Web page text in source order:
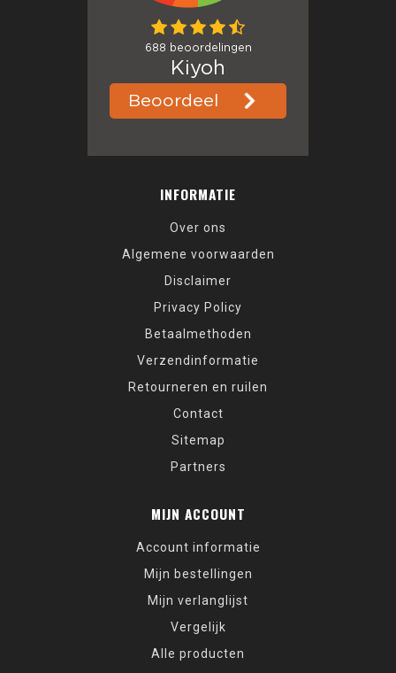
INFORMATIE
Over ons
Algemene voorwaarden
Disclaimer
Privacy Policy
Betaalmethoden
Verzendinformatie
Retourneren en ruilen
Contact
Sitemap
Partners
MIJN ACCOUNT
Account informatie
Mijn bestellingen
Mijn verlanglijst
Vergelijk
Alle producten